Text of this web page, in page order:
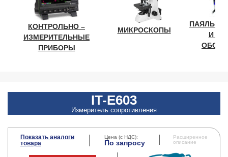
КОНТРОЛЬНО –
ИЗМЕРИТЕЛЬНЫЕ
ПРИБОРЫ
МИКРОСКОПЫ
И
IT-E603
Измеритель сопротивления
Показать аналоги
товара
Цена (с НДС):
По запросу
Расширенное
описание